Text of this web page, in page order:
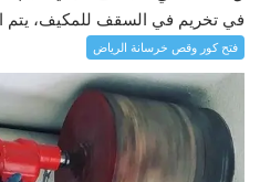
في تخريم في السقف للمكيف، يتم
فتح كور وقص خرسانة الرياض